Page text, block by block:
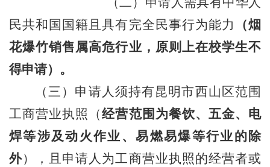
民共和国国籍且具有完全民事行为能力
（烟
花爆竹销售属高危行业，原则上在校学生不
得申请）。
（三）申请人须持有昆明市西山区范围
工商营业执照（经营范围为餐饮、五金、电
焊等涉及动火作业、易燃易爆等行业的除
外），且申请人为工商营业执照的经营者或